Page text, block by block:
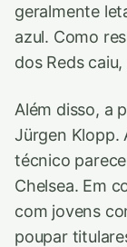
geralmente
azul. Como
dos Reds
Além disso, a
Jürgen Klopp.
técnico
Chelsea. Em
com jovens
poupar